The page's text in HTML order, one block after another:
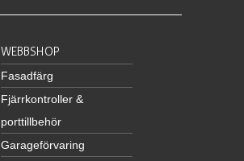
WEBBSHOP
Fasadfärg
Fjärrkontroller &
porttillbehör
Garageförvaring